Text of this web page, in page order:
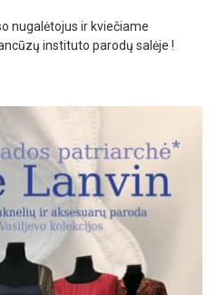
nugalėtojus ir kviečiame
instituto parodų salėje !